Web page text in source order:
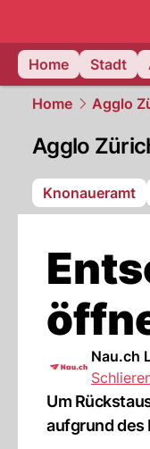
Home
Stadt
Home Agglo
Agglo
Knonaueramt
Nau.ch
Um
aufgrund des